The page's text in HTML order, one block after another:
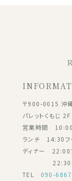
〒900-0015 沖
パレットくもじ 2F
営業時間 10:00
ランチ 14:30フ
ディナー 22:00
22:30ドリ
TEL 090-